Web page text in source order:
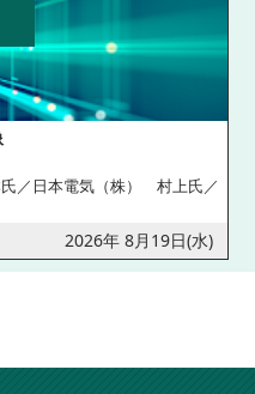
／日本電気（株） 村上氏／
2026年 8月19日(水)